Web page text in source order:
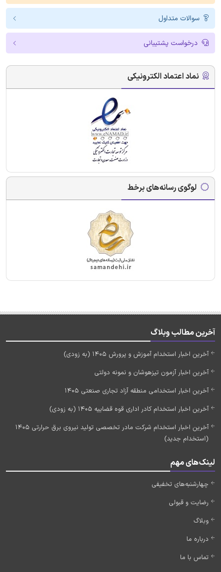
سوالات متداول
درخواست پشتیبانی
نماد اعتماد الکترونیکی
لوگوی رسانه‌های برخط
آخرین مطالب وبلاگ
آخرین اخبار استخدام آموزش و پرورش 1405 (به زودی)
آخرین اخبار آزمون تیزهوشان و نمونه دولتی
آخرین اخبار استخدامی منطقه آزاد تجاری صنعتی 1405
آخرین اخبار استخدام کادر اداری قوه قضاییه 1405 (به زودی)
آخرین اخبار استخدام شرکت مادر تخصصی تولید نیروی برق حرارتی 1405
(استخدام جدید)
لینک‌های مهم
چهارشنبه‌های تخفیفی
رضایت و قبولی
وبلاگ
درباره ما
تماس با ما